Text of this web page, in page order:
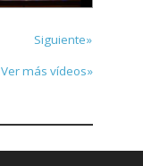
Siguiente»
Ver más vídeos»